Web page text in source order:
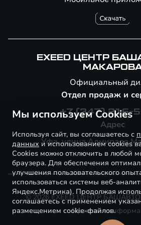
EXEED ЦЕНТР
Официальный
Отдел продаж и
+7 (347) 216-
Адрес
Уфа, улица Адмирала
© 2026 EXEED ЦЕНТР
Правовая
Мы используем Cookies
Используя сайт, вы соглашаетесь с
данных и использованием cookies
Cookies можно отключить в любой
браузера. Для обеспечения
улучшения пользовательского
использоваться системы веб-
Яндекс.Метрика). Продолжая
соглашаетесь с применением
размещением cookie-файлов.